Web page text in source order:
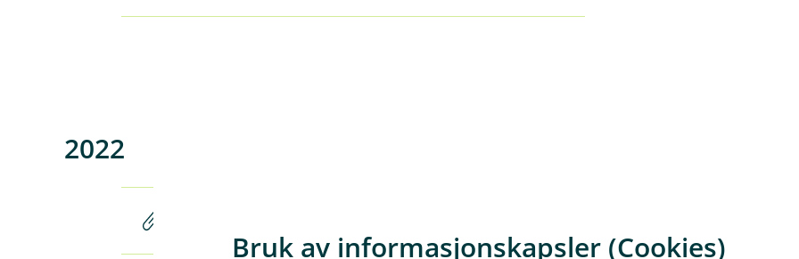
2022
Bruk av informasjonskapsler (Cookies)